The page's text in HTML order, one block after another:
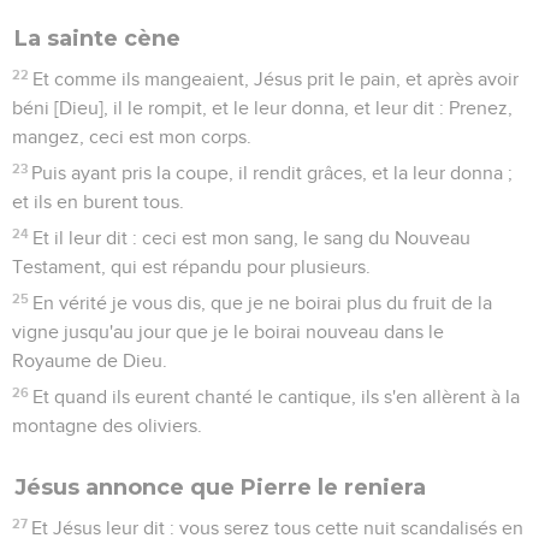
La sainte cène
22 Et comme ils mangeaient, Jésus prit le pain, et après avoir
béni [Dieu], il le rompit, et le leur donna, et leur dit : Prenez,
mangez, ceci est mon corps.
23 Puis ayant pris la coupe, il rendit grâces, et la leur donna ;
et ils en burent tous.
24 Et il leur dit : ceci est mon sang, le sang du Nouveau
Testament, qui est répandu pour plusieurs.
25 En vérité je vous dis, que je ne boirai plus du fruit de la
vigne jusqu'au jour que je le boirai nouveau dans le
Royaume de Dieu.
26 Et quand ils eurent chanté le cantique, ils s'en allèrent à la
montagne des oliviers.
Jésus annonce que Pierre le reniera
27 Et Jésus leur dit : vous serez tous cette nuit scandalisés en